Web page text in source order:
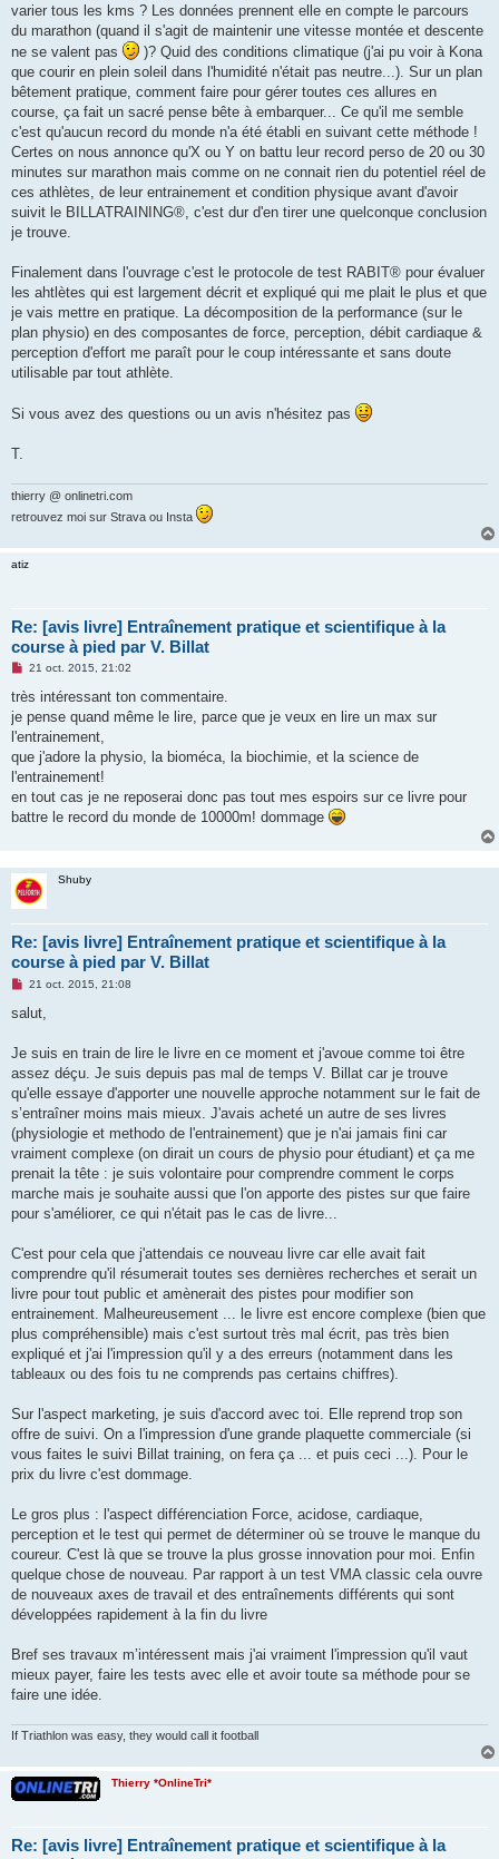
varier tous les kms ? Les données prennent elle en compte le parcours
du marathon (quand il s'agit de maintenir une vitesse montée et descente
ne se valent pas
)? Quid des conditions climatique (j'ai pu voir à Kona
que courir en plein soleil dans l'humidité n'était pas neutre...). Sur un plan
bêtement pratique, comment faire pour gérer toutes ces allures en
course, ça fait un sacré pense bête à embarquer... Ce qu'il me semble
c'est qu'aucun record du monde n'a été établi en suivant cette méthode !
Certes on nous annonce qu'X ou Y on battu leur record perso de 20 ou 30
minutes sur marathon mais comme on ne connait rien du potentiel réel de
ces athlètes, de leur entrainement et condition physique avant d'avoir
suivit le BILLATRAINING®, c'est dur d'en tirer une quelconque conclusion
je trouve.
Finalement dans l'ouvrage c'est le protocole de test RABIT® pour évaluer
les ahtlètes qui est largement décrit et expliqué qui me plait le plus et que
je vais mettre en pratique. La décomposition de la performance (sur le
plan physio) en des composantes de force, perception, débit cardiaque &
perception d'effort me paraît pour le coup intéressante et sans doute
utilisable par tout athlète.
Si vous avez des questions ou un avis n'hésitez pas
T.
thierry @ onlinetri.com
retrouvez moi sur Strava ou Insta
atiz
Re: [avis livre] Entraînement pratique et scientifique à la
course à pied par V. Billat
M
s
a
g
n
o
l
u
21 oct. 2015, 21:02
très intéressant ton commentaire.
je pense quand même le lire, parce que je veux en lire un max sur
l'entrainement,
que j'adore la physio, la bioméca, la biochimie, et la science de
l'entrainement!
en tout cas je ne reposerai donc pas tout mes espoirs sur ce livre pour
battre le record du monde de 10000m! dommage
Shuby
Re: [avis livre] Entraînement pratique et scientifique à la
course à pied par V. Billat
M
s
g
n
o
l
u
21 oct. 2015, 21:08
salut,
Je suis en train de lire le livre en ce moment et j'avoue comme toi être
assez déçu. Je suis depuis pas mal de temps V. Billat car je trouve
qu'elle essaye d'apporter une nouvelle approche notamment sur le fait de
s’entraîner moins mais mieux. J'avais acheté un autre de ses livres
(physiologie et methodo de l'entrainement) que je n'ai jamais fini car
vraiment complexe (on dirait un cours de physio pour étudiant) et ça me
prenait la tête : je suis volontaire pour comprendre comment le corps
marche mais je souhaite aussi que l'on apporte des pistes sur que faire
pour s'améliorer, ce qui n'était pas le cas de livre...
C'est pour cela que j'attendais ce nouveau livre car elle avait fait
comprendre qu'il résumerait toutes ses dernières recherches et serait un
livre pour tout public et amènerait des pistes pour modifier son
entrainement. Malheureusement ... le livre est encore complexe (bien que
plus compréhensible) mais c'est surtout très mal écrit, pas très bien
expliqué et j'ai l'impression qu'il y a des erreurs (notamment dans les
tableaux ou des fois tu ne comprends pas certains chiffres).
Sur l'aspect marketing, je suis d'accord avec toi. Elle reprend trop son
offre de suivi. On a l'impression d'une grande plaquette commerciale (si
vous faites le suivi Billat training, on fera ça ... et puis ceci ...). Pour le
prix du livre c'est dommage.
Le gros plus : l'aspect différenciation Force, acidose, cardiaque,
perception et le test qui permet de déterminer où se trouve le manque du
coureur. C'est là que se trouve la plus grosse innovation pour moi. Enfin
quelque chose de nouveau. Par rapport à un test VMA classic cela ouvre
de nouveaux axes de travail et des entraînements différents qui sont
développées rapidement à la fin du livre
Bref ses travaux m’intéressent mais j'ai vraiment l'impression qu'il vaut
mieux payer, faire les tests avec elle et avoir toute sa méthode pour se
faire une idée.
If Triathlon was easy, they would call it football
Thierry *OnlineTri*
Re: [avis livre] Entraînement pratique et scientifique à la